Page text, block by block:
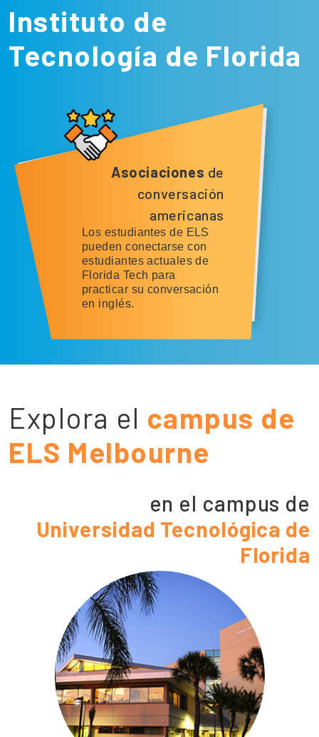
Instituto de
Tecnología de Florida
Asociaciones de
conversación
americanas
Los estudiantes de ELS
pueden conectarse con
estudiantes actuales de
Florida Tech para
practicar su conversación
en inglés.
Explora el campus de
ELS Melbourne
en el campus de
Universidad Tecnológica de
Florida